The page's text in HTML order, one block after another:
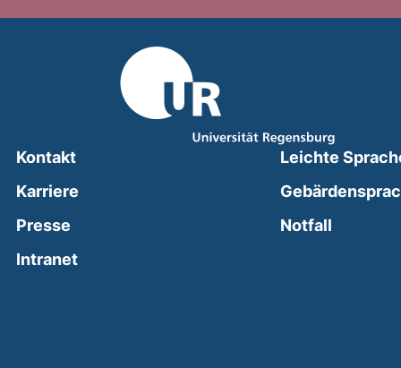
Kontakt
Karriere
Presse
Intranet(external link, opens in a new window)
Leichte
Notfall